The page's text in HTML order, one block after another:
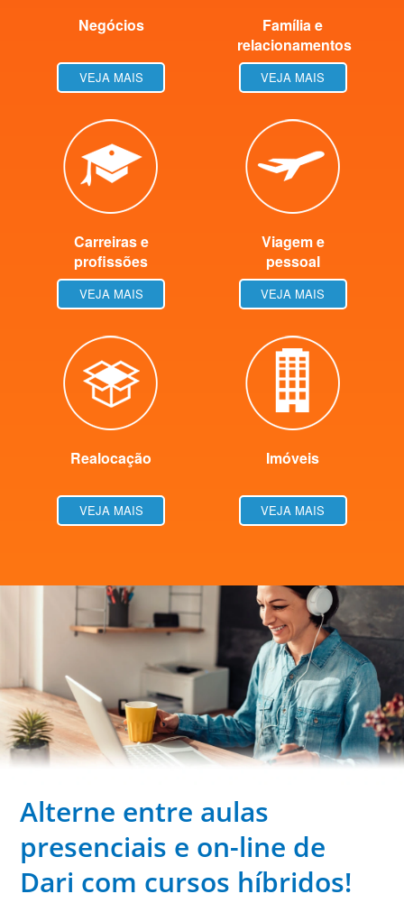
Negócios
VEJA MAIS
Família e
relacionamentos
VEJA MAIS
Carreiras e
profissões
VEJA MAIS
Viagem e
pessoal
VEJA MAIS
Realocação
VEJA MAIS
Imóveis
VEJA MAIS
Alterne entre aulas
presenciais e on-line de
Dari com cursos híbridos!